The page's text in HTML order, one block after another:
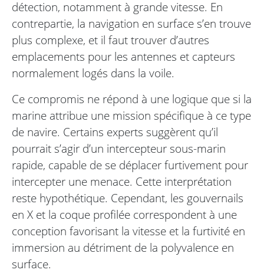
détection, notamment à grande vitesse. En
contrepartie, la navigation en surface s’en trouve
plus complexe, et il faut trouver d’autres
emplacements pour les antennes et capteurs
normalement logés dans la voile.
Ce compromis ne répond à une logique que si la
marine attribue une mission spécifique à ce type
de navire. Certains experts suggèrent qu’il
pourrait s’agir d’un intercepteur sous-marin
rapide, capable de se déplacer furtivement pour
intercepter une menace. Cette interprétation
reste hypothétique. Cependant, les gouvernails
en X et la coque profilée correspondent à une
conception favorisant la vitesse et la furtivité en
immersion au détriment de la polyvalence en
surface.